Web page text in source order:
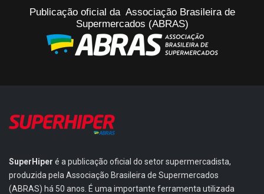
Publicação oficial da Associação Brasileira de
Supermercados (ABRAS)
SuperHiper é a publicação oficial do setor supermercadista,
produzida pela Associação Brasileira de Supermercados
(ABRAS) há 50 anos. É uma importante ferramenta utilizada